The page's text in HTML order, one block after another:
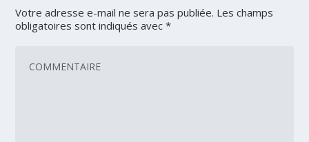
Votre adresse e-mail ne sera pas publiée. Les champs
obligatoires sont indiqués avec*